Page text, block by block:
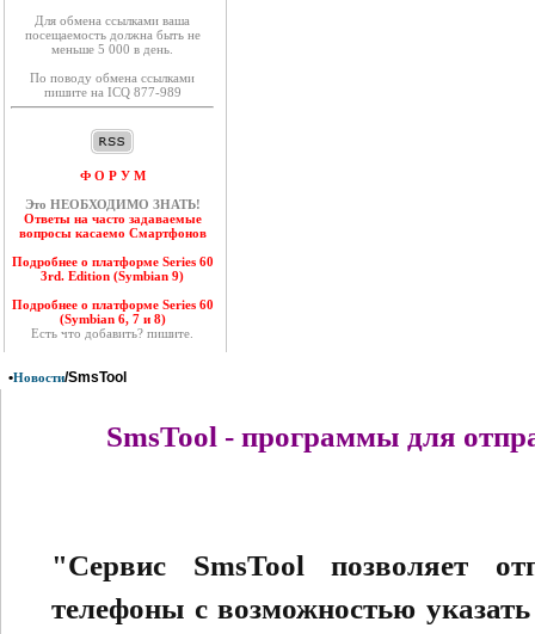
Для обмена ссылками ваша
посещаемость должна быть не
меньше 5 000 в день.
По поводу обмена ссылками
пишите на ICQ 877-989
Ф О Р У М
Это НЕОБХОДИМО ЗНАТЬ!
Ответы на часто задаваемые
вопросы касаемо Смартфонов
Подробнее о платформе Series 60
3rd. Edition (Symbian 9)
Подробнее о платформе Series 60
(Symbian 6, 7 и 8)
Есть что добавить? пишите.
•Новости/SmsTool
SmsTool - программы для
"Сервис SmsTool позволяет
телефоны с возможностью